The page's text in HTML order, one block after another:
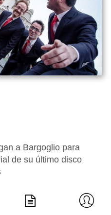
a Bargoglio para
de su último disco